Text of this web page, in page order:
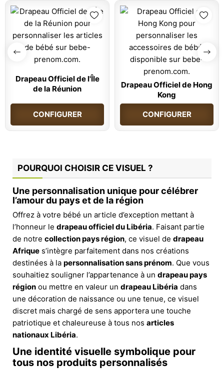
Drapeau Officiel de l'Île
de la Réunion
CONFIGURER
Drapeau Officiel de Hong
Kong
CONFIGURER
POURQUOI CHOISIR CE VISUEL ?
Une personnalisation unique pour célébrer
l’amour du pays et de la région
Offrez à votre bébé un article d’exception mettant à
l’honneur le drapeau officiel du Libéria. Faisant partie
de notre collection pays région, ce visuel de drapeau
Afrique s’intègre parfaitement dans nos créations
destinées à la personnalisation sans prénom. Que vous
souhaitiez souligner l’appartenance à un drapeau pays
région ou mettre en valeur un drapeau Libéria dans
une décoration de naissance ou une tenue, ce visuel
discret mais chargé de sens apportera une touche
patriotique et chaleureuse à tous nos articles
nationaux Libéria.
Une identité visuelle symbolique pour
tous nos produits personnalisés